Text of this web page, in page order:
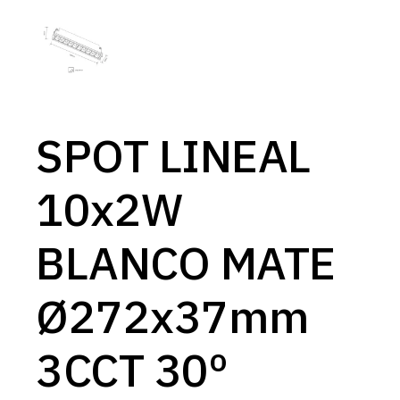
SPOT LINEAL
10x2W
BLANCO MATE
Ø272x37mm
3CCT 30º